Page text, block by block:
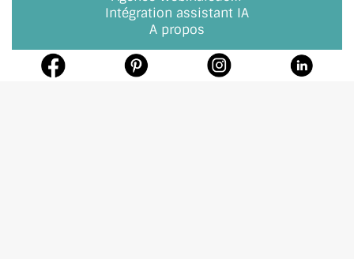
Intégration assistant IA
A propos